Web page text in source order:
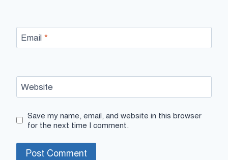
Email *
Website
Save my name, email, and website in this browser
for the next time I comment.